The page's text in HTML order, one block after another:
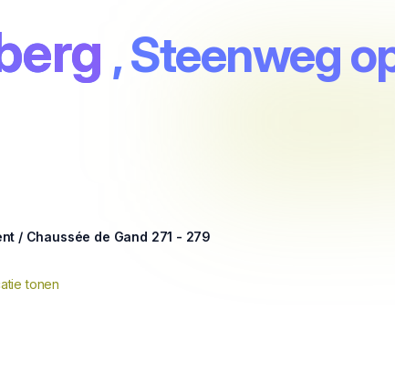
, Steenweg
/ Chaussée de Gand 271 - 279
tonen